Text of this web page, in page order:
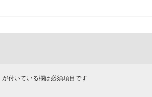
が付いている欄は必須項目です